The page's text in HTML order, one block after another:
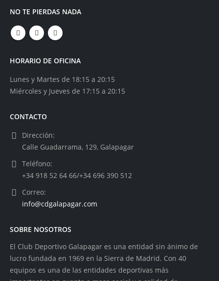
NO TE PIERDAS NADA
HORARIO DE OFICINA
Lunes y Martes de 18:15 a 20:15
Miércoles y Jueves de 17:15 a 20:15
CONTACTO
Dirección:
Calle Guadarrama, 129, Galapagar
Teléfono:
+34 918 52 64 66/+34 696 390 512
Correo:
info@cdgalapagar.com
SOBRE NOSOTROS
El Club Deportivo Galapagar es una entidad sin ánimo de
lucro fundada en 1969 en la Sierra de Madrid. Con 40
equipos es una de las entidades deportivas más